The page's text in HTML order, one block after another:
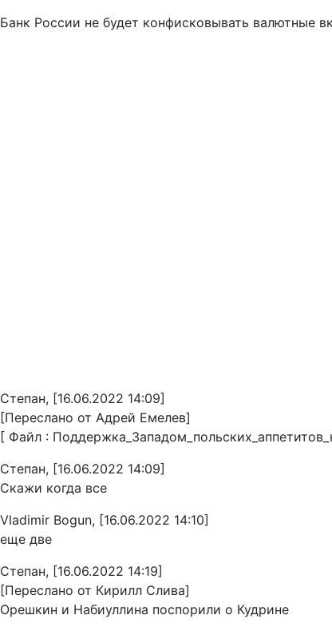
Банк России не будет конфисковывать валютные
Степан, [16.06.2022 14:09]
[Переслано от Адрей Емелев]
[ Файл :
Степан, [16.06.2022 14:09]
Скажи когда все
Vladimir Bogun, [16.06.2022 14:10]
еще две
Степан, [16.06.2022 14:19]
[Переслано от Кирилл Слива]
Орешкин и Набиуллина поспорили о Кудрине